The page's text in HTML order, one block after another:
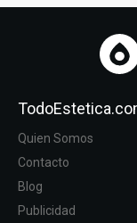
Quien Somos
Contacto
Blog
Publicidad